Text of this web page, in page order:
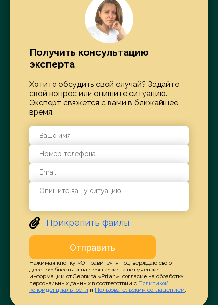
Получить консультацию
эксперта
Хотите обсудить свой случай? Задайте
свой вопрос или опишите ситуацию.
Эксперт свяжется с вами в ближайшее
время.
Прикрепить файлы
Отправить
Нажимая кнопку «Отправить», я подтверждаю свою
дееспособность, и даю согласие на получение
информации от Сервиса «Prilan», согласие на обработку
персональных данных в соответствии с Политикой
конфиденциальности и Пользовательским соглашением.